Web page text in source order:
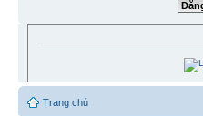
Trang chủ